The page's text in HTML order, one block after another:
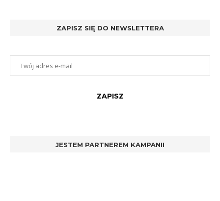
ZAPISZ SIĘ DO NEWSLETTERA
JESTEM PARTNEREM KAMPANII